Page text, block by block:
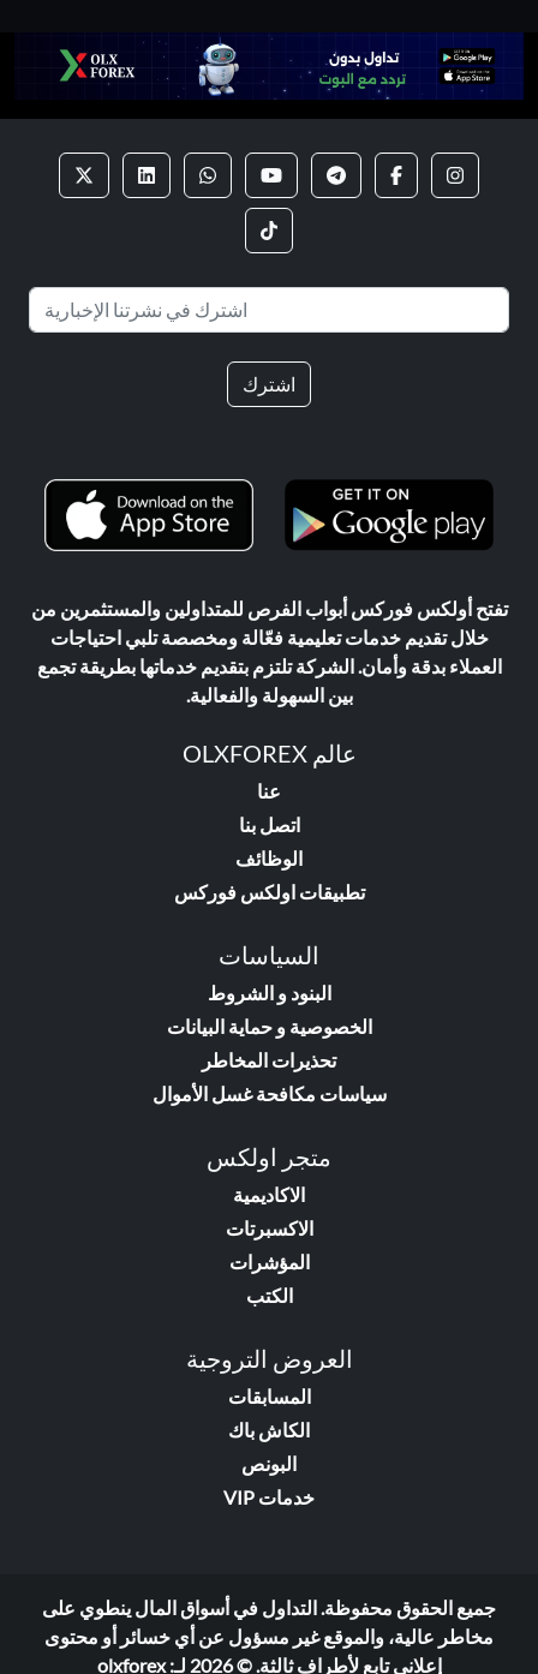
اشترك
تفتح أولكس فوركس أبواب الفرص للمتداولين والمستثمرين من
خلال تقديم خدمات تعليمية فعّالة ومخصصة تلبي احتياجات
العملاء بدقة وأمان. الشركة تلتزم بتقديم خدماتها بطريقة تجمع
بين السهولة والفعالية.
عالم OLXFOREX
عنا
اتصل بنا
الوظائف
تطبيقات اولكس فوركس
السياسات
البنود و الشروط
الخصوصية و حماية البيانات
تحذيرات المخاطر
سياسات مكافحة غسل الأموال
متجر اولكس
الاكاديمية
الاكسبرتات
المؤشرات
الكتب
العروض التروجية
المسابقات
الكاش باك
البونص
خدمات VIP
جميع الحقوق محفوظة. التداول في أسواق المال ينطوي على
مخاطر عالية، والموقع غير مسؤول عن أي خسائر أو محتوى
إعلاني تابع لأطراف ثالثة. © 2026 لـ:
olxforex